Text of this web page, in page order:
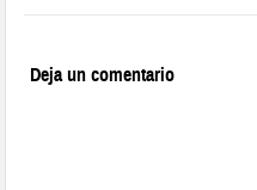
Deja un comentario